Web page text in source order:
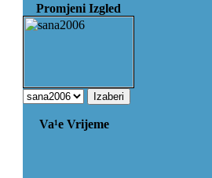
Promjeni Izgled
Va¹e Vrijeme